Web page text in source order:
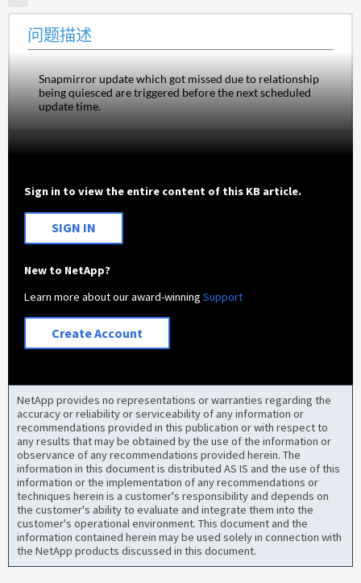
问题描述
Snapmirror update which got missed due to relationship
being quiesced are triggered before the next scheduled
update time.
Sign in to view the entire content of this KB article.
SIGN IN
New to NetApp?
Learn more about our award-winningSupport
Create Account
NetApp provides no representations or warranties regarding the
accuracy or reliability or serviceability of any information or
recommendations provided in this publication or with respect to
any results that may be obtained by the use of the information or
observance of any recommendations provided herein. The
information in this document is distributed AS IS and the use of this
information or the implementation of any recommendations or
techniques herein is a customer's responsibility and depends on
the customer's ability to evaluate and integrate them into the
customer's operational environment. This document and the
information contained herein may be used solely in connection with
the NetApp products discussed in this document.